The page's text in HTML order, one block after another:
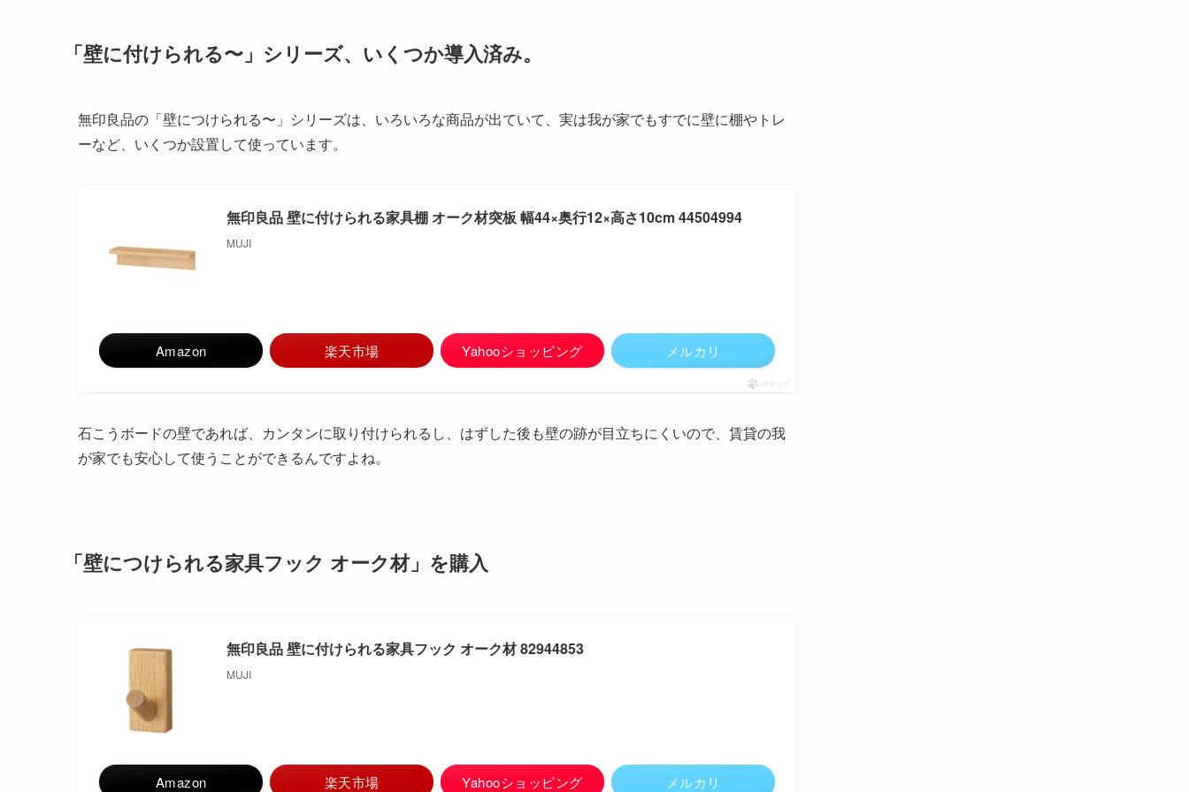
「壁に付けられる〜」シリーズ、いくつか導入済み。
無印良品の「壁につけられる〜」シリーズは、いろいろな商品が出ていて、実は我が家でもすでに壁に棚やトレ
ーなど、いくつか設置して使っています。
無印良品 壁に付けられる家具棚 オーク材突板 幅44×奥行12×高さ10cm 44504994
MUJI
Amazon 楽天市場 Yahooショッピング メルカリ
ポチップ
石こうボードの壁であれば、カンタンに取り付けられるし、はずした後も壁の跡が目立ちにくいので、賃貸の我
が家でも安心して使うことができるんですよね。
「壁につけられる家具フック オーク材」を購入
無印良品 壁に付けられる家具フック オーク材 82944853
MUJI
Amazon 楽天市場 Yahooショッピング メルカリ